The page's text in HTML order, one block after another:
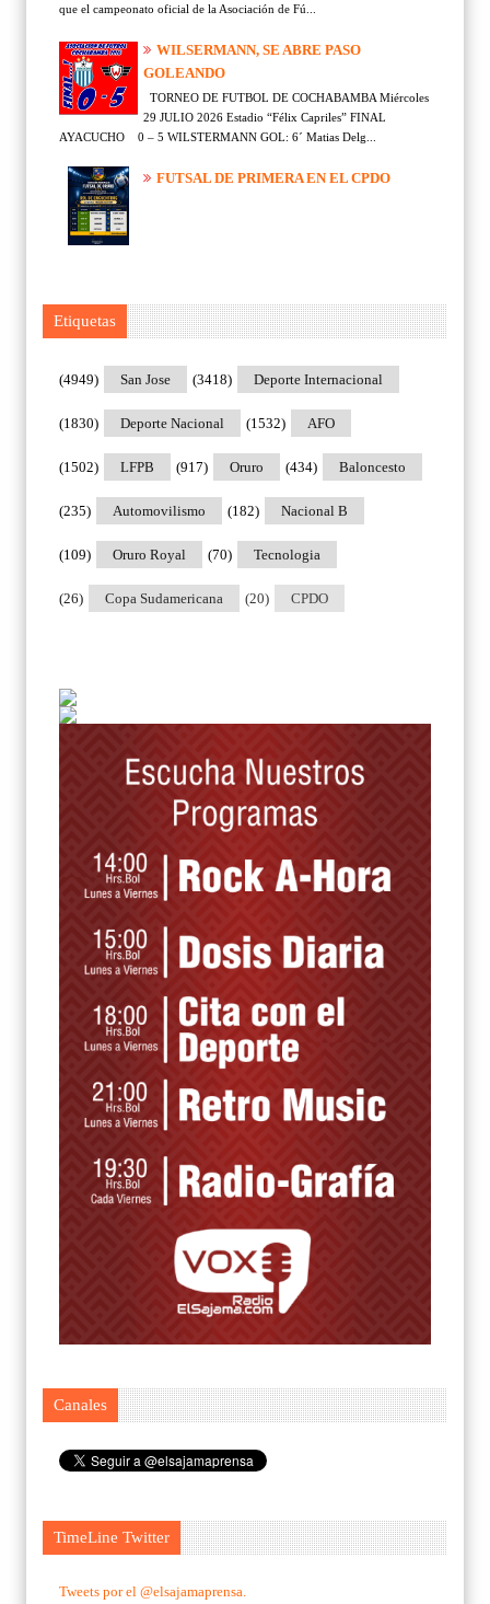
que el campeonato oficial de la Asociación de Fú...
WILSERMANN, SE ABRE PASO
GOLEANDO
TORNEO DE FUTBOL DE COCHABAMBA Miércoles
29 JULIO 2026 Estadio “Félix Capriles” FINAL
AYACUCHO 0 – 5 WILSTERMANN GOL: 6´ Matias Delg...
FUTSAL DE PRIMERA EN EL CPDO
Etiquetas
San Jose
(4949) Deporte Internacional
(3418)
Deporte Nacional
(1830) AFO
(1532)
LFPB
(1502) Oruro
(917) Baloncesto
(434)
Automovilismo
(235) Nacional B
(182)
Oruro Royal
(109) Tecnologia
(70)
Copa Sudamericana
(26) CPDO
(20)
Canales
TimeLine Twitter
Tweets por el @elsajamaprensa.